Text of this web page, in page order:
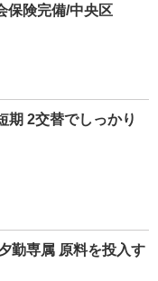
保険完備/中央区
期 2交替でしっかり
勤専属 原料を投入す